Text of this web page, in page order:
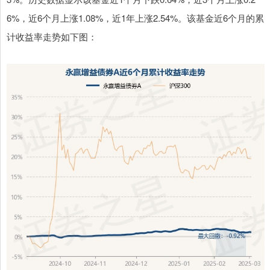
6%，近6个月上涨1.08%，近1年上涨2.54%。该基金近6个月的累
计收益率走势如下图：